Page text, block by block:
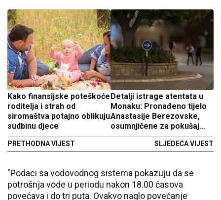
Kako finansijske poteškoće
roditelja i strah od
siromaštva potajno oblikuju
sudbinu djece
PRETHODNA VIJEST
Detalji istrage atentata u
Monaku: Pronađeno tijelo
Anastasije Berezovske,
osumnjičene za pokušaj
ubistva ukrajinskog
SLJEDEĆA VIJEST
"Podaci sa vodovodnog sistema pokazuju da se
potrošnja vode u periodu nakon 18.00 časova
povećava i do tri puta. Ovakvo naglo povećanje